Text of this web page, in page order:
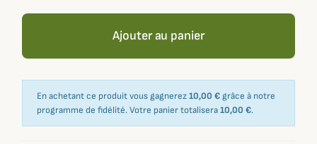
Ajouter au panier
En achetant ce produit vous gagnerez10,00 € grâce à notre
programme de fidélité. Votre panier totalisera10,00 €.